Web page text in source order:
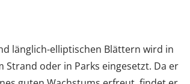
länglich-elliptischen Blättern wird in
oder in Parks eingesetzt. Da er